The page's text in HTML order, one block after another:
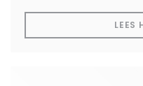
LEES